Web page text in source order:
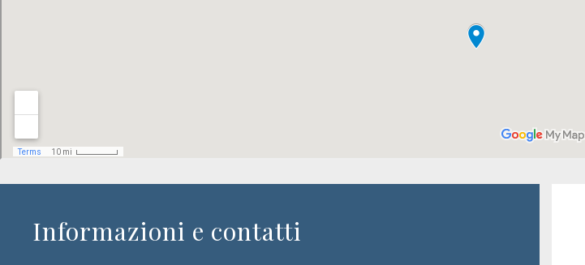
finanziati
Persona
Informazioni e contatti